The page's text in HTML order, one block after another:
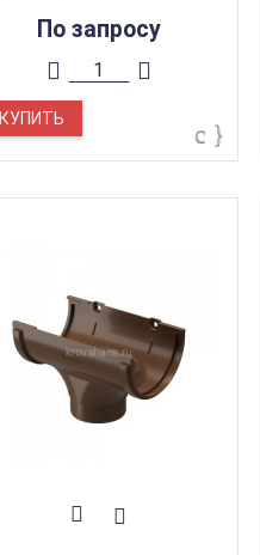
По запросу
КУПИТЬ